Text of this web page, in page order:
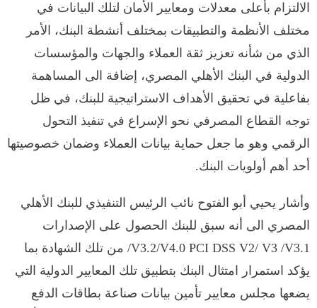
الالتزام بأعلى معدلات ومعايير الأمان لتلك البيانات في
مختلف الأنظمة والتطبيقات بمختلف أنشطة البنك، الأمر
الذي من شأنه تعزيز ثقة العملاء والجهات والمؤسسات
الدولية في البنك الأهلي المصري، إضافة الى المساهمة
بفاعلية في تحقيق الأهداف الاستراتيجية للبنك، في ظل
توجه القطاع المصرفي نحو الإسراع في تنفيذ التحول
الرقمي وهو ما جعل حماية بيانات العملاء وضمان خصوصيتها
أحد أهم أولويات البنك.
وأشار يحيي أبو الفتوح نائب الرئيس التنفيذي للبنك الأهلي
المصري الى أنه سبق للبنك الحصول على الإصدارات
V3.2/V4.0 PCI DSS V2/ V3 /V3.1/ من تلك الشهادة بما
يؤكد استمرار امتثال البنك بتطبيق تلك المعايير الدولية التي
يضعها مجلس معايير تأمين بيانات صناعة بطاقات الدفع